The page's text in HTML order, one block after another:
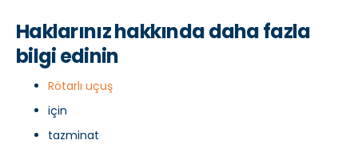
Haklarınız hakkında daha fazla
bilgi edinin
Rötarlı uçuş
için
tazminat